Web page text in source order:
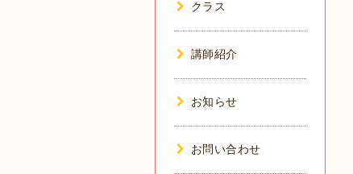
クラス
講師紹介
お知らせ
お問い合わせ